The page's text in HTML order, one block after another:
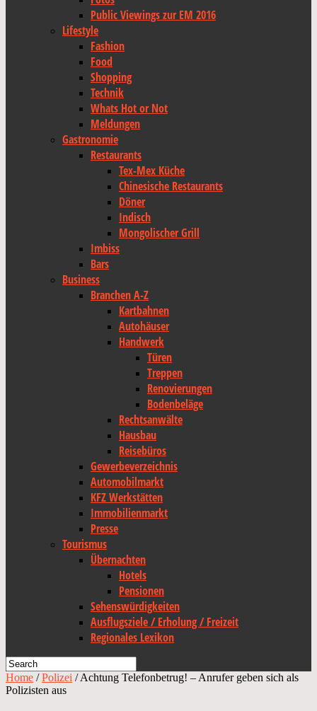
Public Viewings zur EM 2016
Lifestyle
Fashion
Food
Shopping
Technik
Whats Hot or Not
Meldungen
Gastronomie
Restaurants
Tex-Mex Küche
Chinesische Restaurants
Döner
Indisch
Mongolischer Grill
Imbiss
Bars
Business
Branchen A-Z
Kartbahnen
Autohäuser
Handwerk
Türen
Treppen
Renovierungen
Bodenbeläge
Rechtsanwälte
Hausbau
Reisebüros
Gewerbeverzeichnis
Automobilmarkt
KFZ Werkstätten
Immobilienmarkt
Presse
Tourismus
Übernachten
Hotels
Pensionen
Sehenswürdigkeiten
Ausflugsziele / Erholung / Freizeit
Regionales Lexikon
Home /Polizei /Achtung Telefonbetrug! – Anrufer geben sich als
Polizisten aus